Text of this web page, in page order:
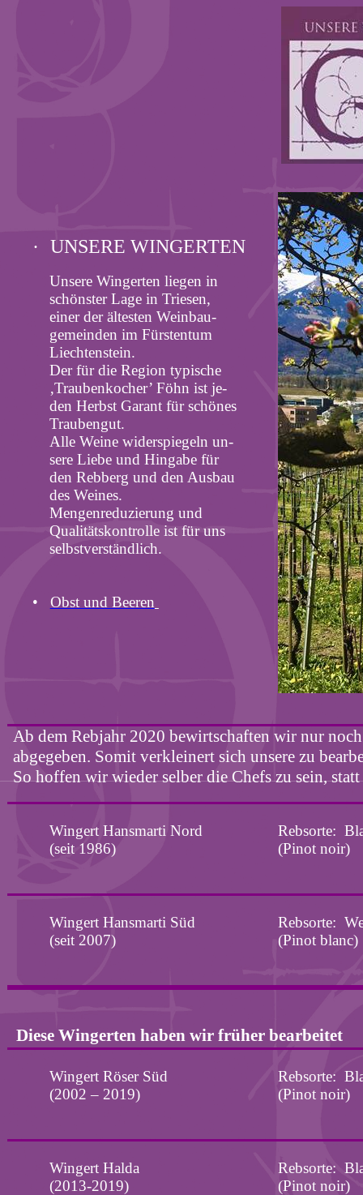
· UNSERE WINGERTEN
Unsere Wingerten liegen in
schönster Lage in Triesen,
einer der ältesten Weinbau­
gemeinden im Fürstentum
Liechtenstein.
Der für die Region typische
‚Traubenkocher’ Föhn ist je­
den Herbst Garant für schö­nes
Traubengut.
Alle Weine widerspiegeln un­
sere Liebe und Hingabe für
den Rebberg und den Ausbau
des Weines.
Mengenreduzierung und
Qualitätskontrolle ist für uns
selbstverständlich.
• Obstund Beeren
Ab dem Rebjahr2020 bewirtschaften wir nur
abgegeben. Somit verkleinert sich unsere zu
So hoffen wir wieder selber die Chefs zu sein,
WingertHansmarti Nord
(seit 1986)
Rebsorte:
(Pinot noir)
WingertHansmarti Süd
(seit 2007)
Rebsorte:
(Pinot blanc)
Diese Wingerten haben wir früher bearbeitet
Wingert Röser Süd
(2002 – 2019)
Rebsorte:
(Pinot noir)
WingertHalda
(2013-2019)
Rebsorte:
(Pinot noir)